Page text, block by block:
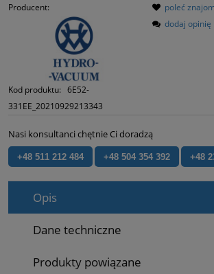
Producent:
Kod produktu: 6E52-
331EE_20210929213343
poleć
dodaj opinię
Nasi konsultanci chętnie Ci doradzą
+48 511 212 484 +48 504 354 392 +48
Opis
Dane techniczne
Produkty powiązane